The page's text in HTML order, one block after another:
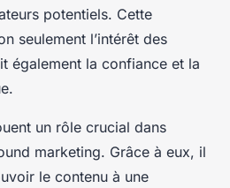
potentiels. Cette
seulement l’intérêt des
également la confiance et la
un rôle crucial dans
marketing. Grâce à eux, il
le contenu à une